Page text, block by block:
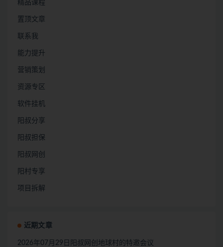
精品课程
置顶文章
联系我
能力提升
营销策划
资源专区
软件挂机
阳叔分享
阳叔担保
阳叔网创
阳村专享
项目拆解
近期文章
2026年07月29日阳叔网创地球村的特邀会议